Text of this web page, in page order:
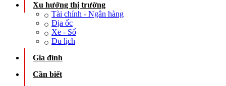
Xu hướng thị trường
Tài chính - Ngân hàng
Địa ốc
Xe - Số
Du lịch
Gia đình
Cần biết